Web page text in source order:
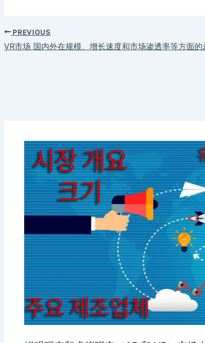
PREVIOUS
VR市场 国内外在规模、增长速度和市场渗透率等方面的